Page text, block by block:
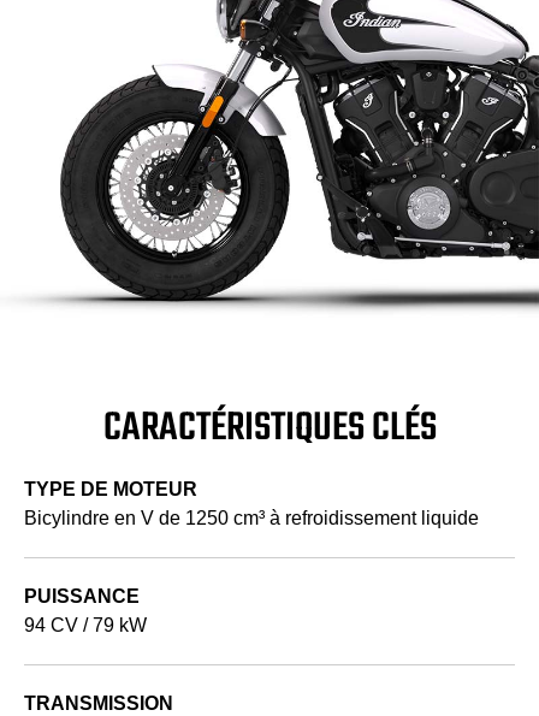
CARACTÉRISTIQUES CLÉS
TYPE DE MOTEUR
Bicylindre en V de 1250 cm³ à refroidissement liquide
PUISSANCE
94 CV / 79 kW
TRANSMISSION